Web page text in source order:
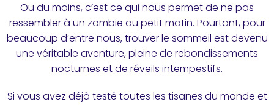
Ou du moins, c’est ce qui nous permet de ne pas
ressembler à un zombie au petit matin. Pourtant, pour
beaucoup d’entre nous, trouver le sommeil est devenu
une véritable aventure, pleine de rebondissements
nocturnes et de réveils intempestifs.
Si vous avez déjà testé toutes les tisanes du monde et